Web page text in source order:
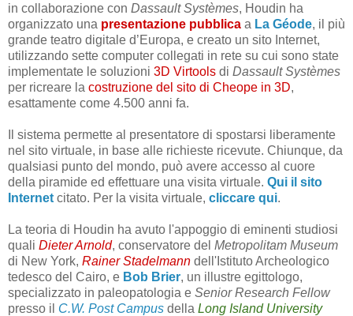
in collaborazione con Dassault Systèmes, Houdin ha
organizzato una presentazione pubblica a La Géode, il più
grande teatro digitale d’Europa, e creato un sito Internet,
utilizzando sette computer collegati in rete su cui sono state
implementate le soluzioni 3D Virtools di Dassault Systèmes
per ricreare la costruzione del sito di Cheope in 3D,
esattamente come 4.500 anni fa.
Il sistema permette al presentatore di spostarsi liberamente
nel sito virtuale, in base alle richieste ricevute. Chiunque, da
qualsiasi punto del mondo, può avere accesso al cuore
della piramide ed effettuare una visita virtuale. Qui il sito
Internet citato. Per la visita virtuale, cliccare qui.
La teoria di Houdin ha avuto l'appoggio di eminenti studiosi
quali Dieter Arnold, conservatore del Metropolitam Museum
di New York, Rainer Stadelmann dell'Istituto Archeologico
tedesco del Cairo, e Bob Brier, un illustre egittologo,
specializzato in paleopatologia e Senior Research Fellow
presso il C.W. Post Campus della Long Island University